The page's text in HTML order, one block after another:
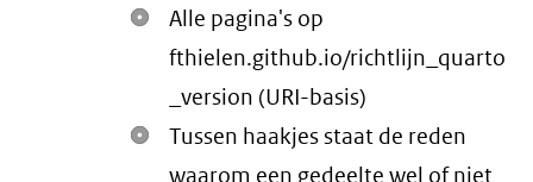
Alle pagina's op
fthielen.github.io/richtlijn_quarto
_version (URI-basis)
Tussen haakjes staat de reden
waarom een gedeelte wel of niet